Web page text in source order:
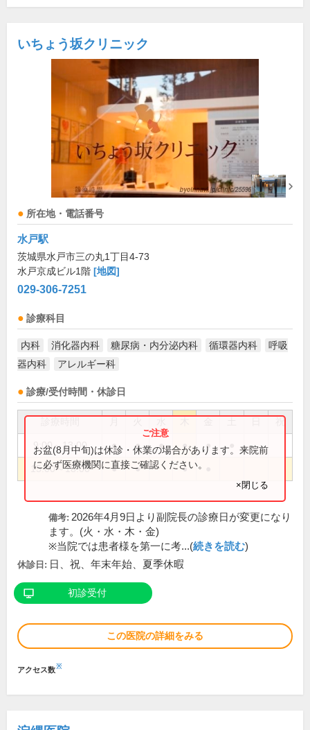
いちょう坂クリニック
所在地・電話番号
水戸駅
茨城県水戸市三の丸1丁目4-73
水戸京成ビル1階 [地図]
029-306-7251
診療科目
内科 消化器内科 糖尿病・内分泌内科 循環器内科
呼吸
器内科
アレルギー科
診療/受付時間・休診日
祝
9:00～13:00 ● ● ● ● ●
15:00～18:00 ● ● ●
お盆(8月中旬)は休診・休業の場合があります。来院前
に必ず医療機関に直接ご確認ください。
×閉じる
備考: 2026年4月9日より副院長の診療日が変更になり
ます。(火・水・木・金)
※当院では患者様を第一に考...(続きを読む)
休診日: 日、祝、年末年始、夏季休暇
初診受付
この医院の詳細をみる
アクセス数※